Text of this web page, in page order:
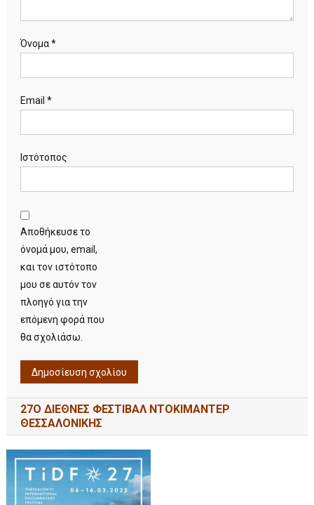
Όνομα*
Email *
Ιστότοπος
Αποθήκευσε το
όνομά μου, email,
και τον ιστότοπο
μου σε αυτόν τον
πλοηγό για την
επόμενη φορά που
θα σχολιάσω.
27Ο ΔΙΕΘΝΕΣ ΦΕΣΤΙΒΑΛ ΝΤΟΚΙΜΑΝΤΕΡ
ΘΕΣΣΑΛΟΝΙΚΗΣ